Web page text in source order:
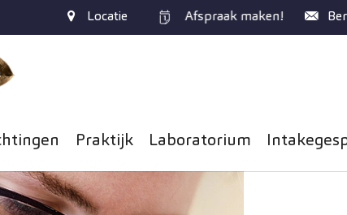
Locatie Afspraakmaken!
Praktijk Laboratorium